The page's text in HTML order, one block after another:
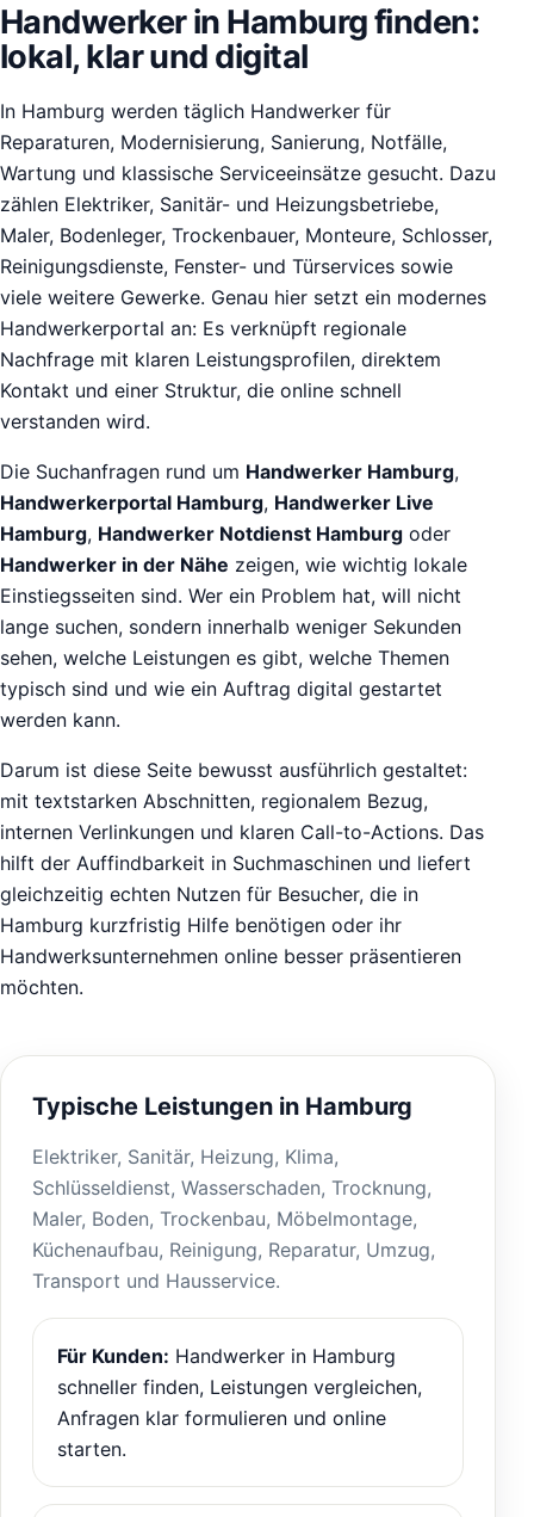
Handwerker in Hamburg finden:
lokal, klar und digital
In Hamburg werden täglich Handwerker für
Reparaturen, Modernisierung, Sanierung, Notfälle,
Wartung und klassische Serviceeinsätze gesucht. Dazu
zählen Elektriker, Sanitär- und Heizungsbetriebe,
Maler, Bodenleger, Trockenbauer, Monteure, Schlosser,
Reinigungsdienste, Fenster- und Türservices sowie
viele weitere Gewerke. Genau hier setzt ein modernes
Handwerkerportal an: Es verknüpft regionale
Nachfrage mit klaren Leistungsprofilen, direktem
Kontakt und einer Struktur, die online schnell
verstanden wird.
Die Suchanfragen rund um Handwerker Hamburg,
Handwerkerportal Hamburg, Handwerker Live
Hamburg, Handwerker Notdienst Hamburg oder
Handwerker in der Nähe zeigen, wie wichtig lokale
Einstiegsseiten sind. Wer ein Problem hat, will nicht
lange suchen, sondern innerhalb weniger Sekunden
sehen, welche Leistungen es gibt, welche Themen
typisch sind und wie ein Auftrag digital gestartet
werden kann.
Darum ist diese Seite bewusst ausführlich gestaltet:
mit textstarken Abschnitten, regionalem Bezug,
internen Verlinkungen und klaren Call-to-Actions. Das
hilft der Auffindbarkeit in Suchmaschinen und liefert
gleichzeitig echten Nutzen für Besucher, die in
Hamburg kurzfristig Hilfe benötigen oder ihr
Handwerksunternehmen online besser präsentieren
möchten.
Typische Leistungen in Hamburg
Elektriker, Sanitär, Heizung, Klima,
Schlüsseldienst, Wasserschaden, Trocknung,
Maler, Boden, Trockenbau, Möbelmontage,
Küchenaufbau, Reinigung, Reparatur, Umzug,
Transport und Hausservice.
Für Kunden: Handwerker in Hamburg
schneller finden, Leistungen vergleichen,
Anfragen klar formulieren und online
starten.